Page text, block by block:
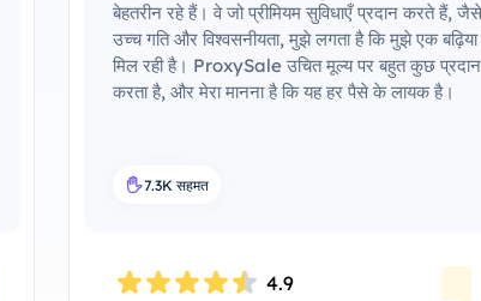
बेहतरीन रहे हैं। वे जो प्रीमियम सुविधाएँ प्रदान करते हैं,
उच्च गति और विश्वसनीयता, मुझे लगता है कि मुझे एक
मिल रही है। ProxySale उचित मूल्य पर बहुत कुछ प्रदान
करता है, और मेरा मानना ​​है कि यह हर पैसे के लायक है।
7.3K सहमत
4.9